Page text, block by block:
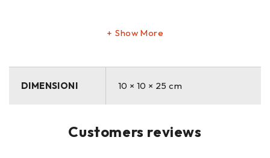
Show More
DIMENSIONI 10 × 10 × 25 cm
Customers reviews